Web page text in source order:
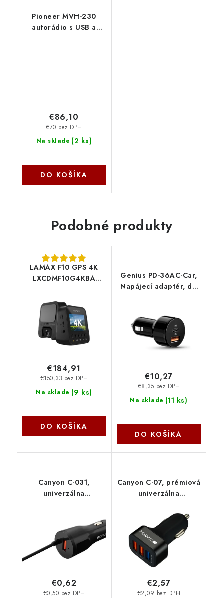
Pioneer MVH-230
autorádio s USB a
Na sklade (2 ks)
€70 bez DPH
€86,10
DO KOŠÍKA
Podobné produkty
LAMAX F10 GPS 4K
LXCDMF10G4KBA
Na sklade (9 ks)
€150,33 bez DPH
€184,91
DO KOŠÍKA
Genius PD-36AC-Car,
Napájecí adaptér, do
černý 32590008400
Na sklade (11 ks)
€8,35 bez DPH
€10,27
DO KOŠÍKA
Canyon C-031,
univerzálna
IC, integrovaný kábel
microUSB, čierna CNE-
CCA031B-US
€0,50 bez DPH
€0,62
Canyon C-07, prémiová
univerzálna
+ 1x Quick Charge 3.0,
inteligentná
technológia nabíjania
CNE-CCA07B
€2,09 bez DPH
€2,57